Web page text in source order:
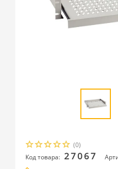
(0)
Код товара: 27067